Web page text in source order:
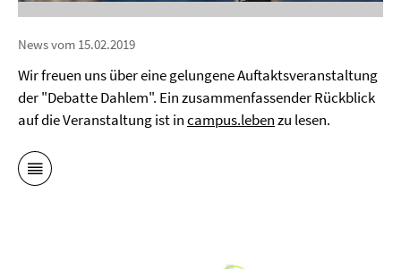
News vom 15.02.2019
Wir freuen uns über eine gelungene Auftaktsveranstaltung
der "Debatte Dahlem". Ein zusammenfassender Rückblick
auf die Veranstaltung ist incampus.lebenzu lesen.